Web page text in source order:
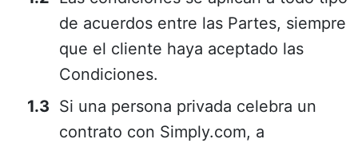
de acuerdos entre las Partes, siempre
que el cliente haya aceptado las
Condiciones.
Si una persona privada celebra un
contrato con Simply.com, a